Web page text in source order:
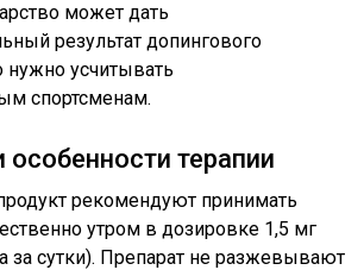
может дать
результат допингового
нужно усчитывать
спортсменам.
терапии
рекомендуют принимать
утром в дозировке 1,5 мг
за сутки). Препарат не разжевывают